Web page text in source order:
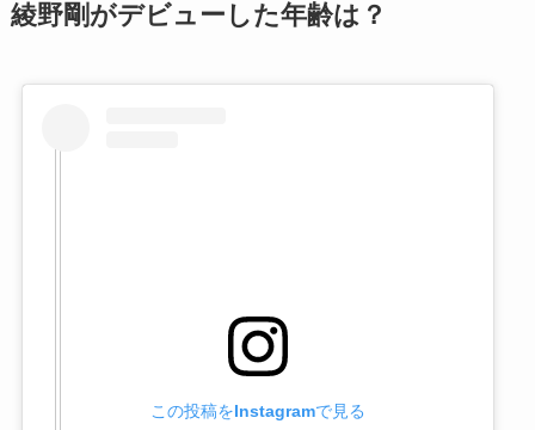
綾野剛がデビューした年齢は？
この投稿をInstagramで見る